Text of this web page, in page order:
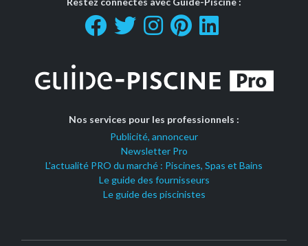
Nos services pour les professionnels :
Publicité, annonceur
Newsletter Pro
L'actualité PRO du marché : Piscines, Spas et Bains
Le guide des fournisseurs
Le guide des piscinistes